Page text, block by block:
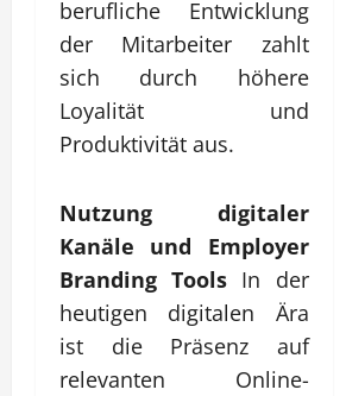
berufliche Entwicklung
der Mitarbeiter zahlt
sich durch höhere
Loyalität und
Produktivität aus.
Nutzung digitaler
Kanäle und Employer
Branding Tools In der
heutigen digitalen Ära
ist die Präsenz auf
relevanten Online-